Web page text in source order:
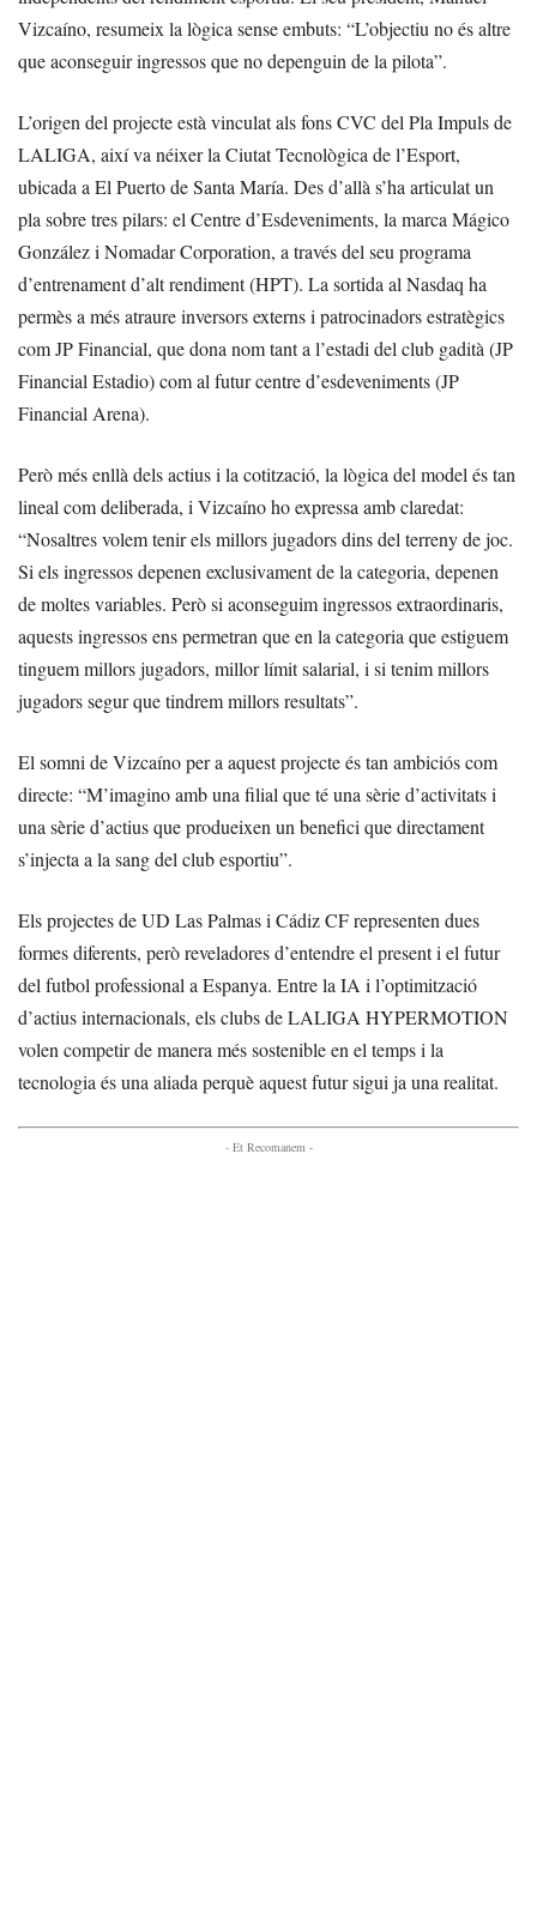
Vizcaíno, resumeix la lògica sense embuts: “L’objectiu no és altre
que aconseguir ingressos que no depenguin de la pilota”.
L’origen del projecte està vinculat als fons CVC del Pla Impuls de
LALIGA, així va néixer la Ciutat Tecnològica de l’Esport,
ubicada a El Puerto de Santa María. Des d’allà s’ha articulat un
pla sobre tres pilars: el Centre d’Esdeveniments, la marca Mágico
González i Nomadar Corporation, a través del seu programa
d’entrenament d’alt rendiment (HPT). La sortida al Nasdaq ha
permès a més atraure inversors externs i patrocinadors estratègics
com JP Financial, que dona nom tant a l’estadi del club gadità (JP
Financial Estadio) com al futur centre d’esdeveniments (JP
Financial Arena).
Però més enllà dels actius i la cotització, la lògica del model és tan
lineal com deliberada, i Vizcaíno ho expressa amb claredat:
“Nosaltres volem tenir els millors jugadors dins del terreny de joc.
Si els ingressos depenen exclusivament de la categoria, depenen
de moltes variables. Però si aconseguim ingressos extraordinaris,
aquests ingressos ens permetran que en la categoria que estiguem
tinguem millors jugadors, millor límit salarial, i si tenim millors
jugadors segur que tindrem millors resultats”.
El somni de Vizcaíno per a aquest projecte és tan ambiciós com
directe: “M’imagino amb una filial que té una sèrie d’activitats i
una sèrie d’actius que produeixen un benefici que directament
s’injecta a la sang del club esportiu”.
Els projectes de UD Las Palmas i Cádiz CF representen dues
formes diferents, però reveladores d’entendre el present i el futur
del futbol professional a Espanya. Entre la IA i l’optimització
d’actius internacionals, els clubs de LALIGA HYPERMOTION
volen competir de manera més sostenible en el temps i la
tecnologia és una aliada perquè aquest futur sigui ja una realitat.
- Et Recomanem -